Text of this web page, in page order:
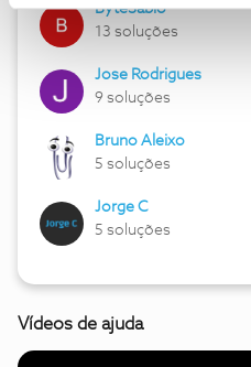
ByteSábio
13 soluções
Jose Rodrigues
9 soluções
Bruno Aleixo
5 soluções
Jorge C
5 soluções
Vídeos de ajuda